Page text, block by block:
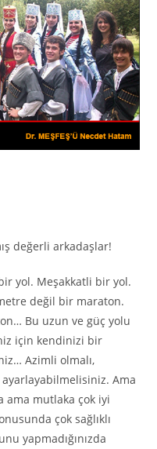
değerli arkadaşlar!
bir yol. Meşakkatli bir yol.
değil bir maraton.
Bu uzun ve güç yolu
için kendinizi bir
Azimli olmalı,
ayarlayabilmelisiniz. Ama
ama mutlaka çok iyi
çok sağlıklı
yapmadığınızda